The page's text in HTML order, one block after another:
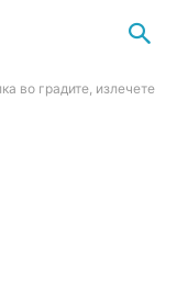
во градите, излечете